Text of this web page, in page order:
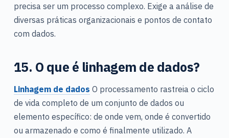
precisa ser um processo complexo. Exige a análise de
diversas práticas organizacionais e pontos de contato
com dados.
15. O que é linhagem de dados?
Linhagem de dados O processamento rastreia o ciclo
de vida completo de um conjunto de dados ou
elemento específico: de onde vem, onde é convertido
ou armazenado e como é finalmente utilizado. A